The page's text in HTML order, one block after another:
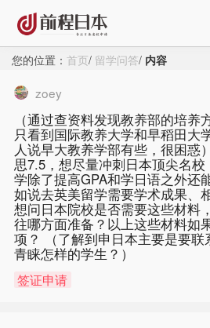
您的位置： 首页/ 留学问答/ 内容
zoey
（通过查资料发现教养部的培
只看到国际教养大学和早稻田大
人说早大教养学部有些，很困惑
思7.5，想尽量冲刺日本顶尖名
学除了提高GPA和学日语之外还
如说去英美留学需要学术成果、
想问日本院校是否需要这些材料
往哪方面准备？以上这些材料如
项？ （了解到申日本主要是要联
青睐怎样的学生？）
签证申请